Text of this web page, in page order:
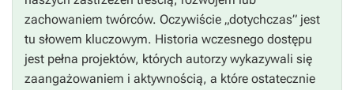
zachowaniem twórców. Oczywiście „dotychczas” jest
tu słowem kluczowym. Historia wczesnego dostępu
jest pełna projektów, których autorzy wykazywali się
zaangażowaniem i aktywnością, a które ostatecznie